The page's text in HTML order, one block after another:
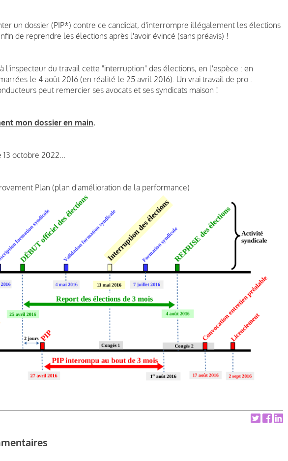
un dossier (PIP*) contre ce candidat, d'interrompre illégalement les élections
de reprendre les élections après l'avoir évincé (sans préavis) !
l'inspecteur du travail cette "interruption" des élections, en l'espèce : en
le 4 août 2016 (en réalité le 25 avril 2016). Un vrai travail de pro :
peut remercier ses avocats et ses syndicats maison !
mon dossier en main.
octobre 2022...
Plan (plan d'amélioration de la performance)